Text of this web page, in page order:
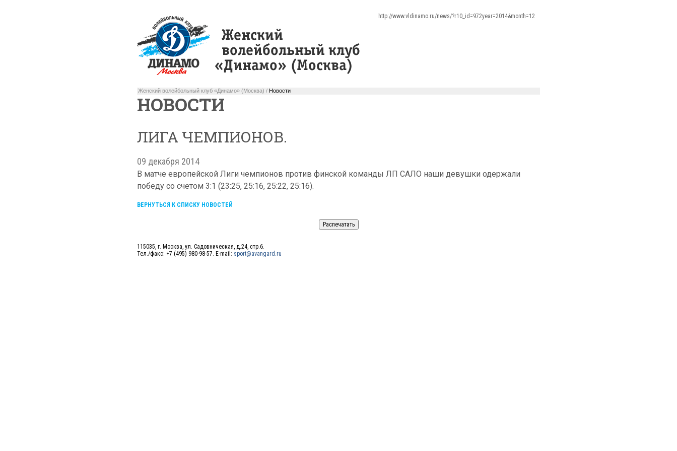
http://www.vldinamo.ru/news/?r10_id=972year=2014&month=12
Женский волейбольный клуб «Динамо» (Москва) / Новости
НОВОСТИ
ЛИГА ЧЕМПИОНОВ.
09 декабря 2014
В матче европейской Лиги чемпионов против финской команды ЛП САЛО наши девушки одержали
победу со счетом 3:1 (23:25, 25:16, 25:22, 25:16).
ВЕРНУТЬСЯ К СПИСКУ НОВОСТЕЙ
115035, г. Москва, ул. Садовническая, д.24, стр.6.
Тел./факс: +7 (495) 980-98-57. E-mail: sport@avangard.ru